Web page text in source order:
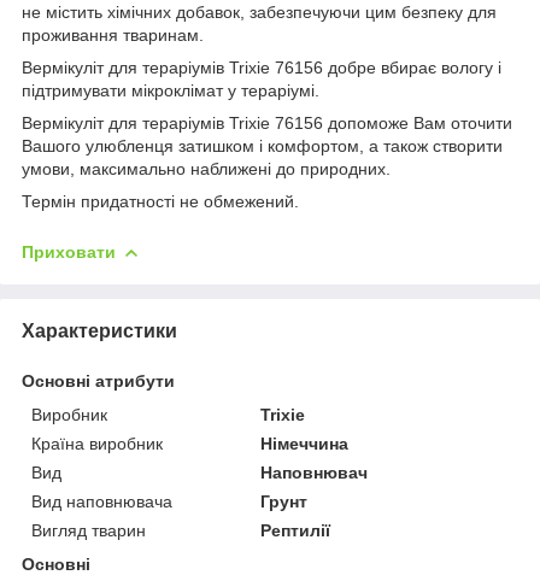
не містить хімічних добавок, забезпечуючи цим безпеку для
проживання тваринам.
Вермікуліт для тераріумів Trixie 76156 добре вбирає вологу і
підтримувати мікроклімат у тераріумі.
Вермікуліт для тераріумів Trixie 76156 допоможе Вам оточити
Вашого улюбленця затишком і комфортом, а також створити
умови, максимально наближені до природних.
Термін придатності не обмежений.
Приховати
Характеристики
Основні атрибути
Виробник
Trixie
Країна виробник
Німеччина
Вид
Наповнювач
Вид наповнювача
Грунт
Вигляд тварин
Рептилії
Основні